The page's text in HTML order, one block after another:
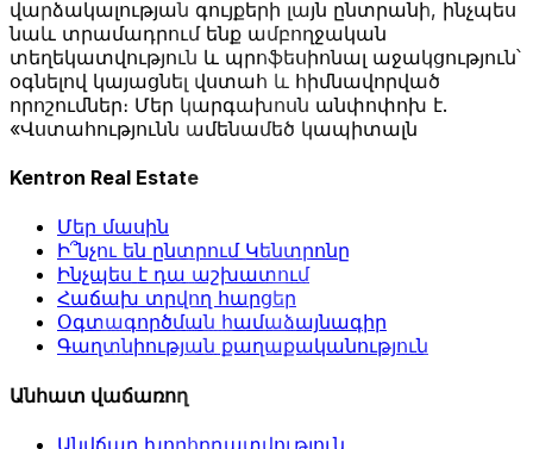
վարձակալության գույքերի լայն ընտրանի, ինչպես
նաև տրամադրում ենք ամբողջական
տեղեկատվություն և պրոֆեսիոնալ աջակցություն՝
օգնելով կայացնել վստահ և հիմնավորված
որոշումներ։ Մեր կարգախոսն անփոփոխ է.
«Վստահությունն ամենամեծ կապիտալն
Kentron Real Estate
Մեր մասին
Ի՞նչու են ընտրում Կենտրոնը
Ինչպես է դա աշխատում
Հաճախ տրվող հարցեր
Օգտագործման համաձայնագիր
Գաղտնիության քաղաքականություն
Անհատ վաճառող
Անվճար խորհրդատվություն